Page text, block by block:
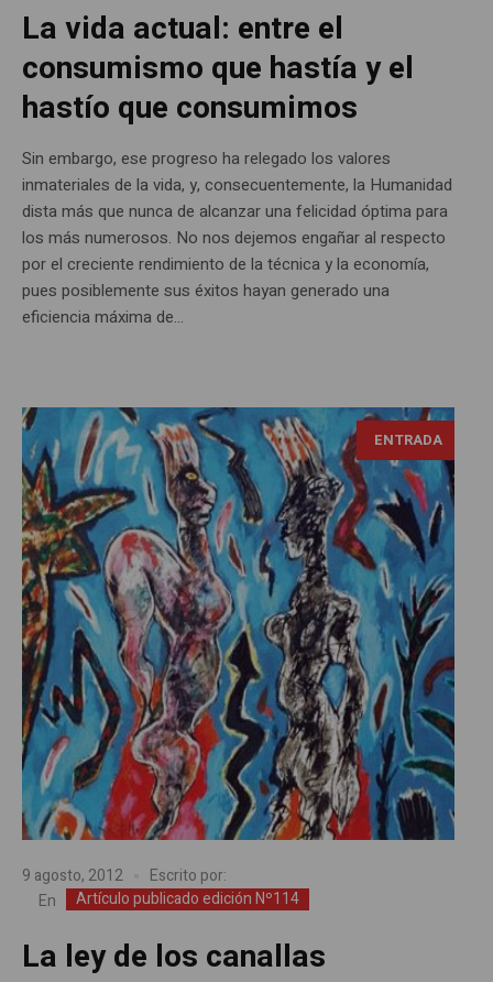
La vida actual: entre el
consumismo que hastía y el
hastío que consumimos
Sin embargo, ese progreso ha relegado los valores
inmateriales de la vida, y, consecuentemente, la Humanidad
dista más que nunca de alcanzar una felicidad óptima para
los más numerosos. No nos dejemos engañar al respecto
por el creciente rendimiento de la técnica y la economía,
pues posiblemente sus éxitos hayan generado una
eficiencia máxima de...
ENTRADA
9 agosto, 2012
Escrito por:
En
Artículo publicado edición Nº114
La ley de los canallas